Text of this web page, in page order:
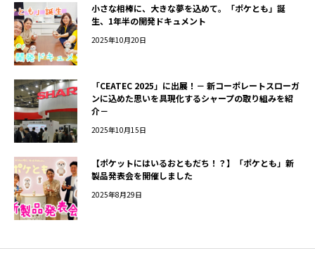
小さな相棒に、大きな夢を込めて。「ポケとも」誕
生、1年半の開発ドキュメント
2025年10月20日
「CEATEC 2025」に出展！－ 新コーポレートスローガ
ンに込めた思いを具現化するシャープの取り組みを紹
介－
2025年10月15日
【ポケットにはいるおともだち！？】「ポケとも」新
製品発表会を開催しました
2025年8月29日